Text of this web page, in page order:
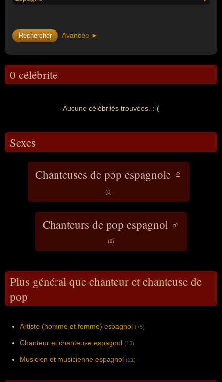
Avancée ►
0 célébrité
Aucune célébrités trouvées. :-(
Sexes
Chanteuses de pop espagnole ♀
(0)
Chanteurs de pop espagnol ♂
(0)
Plus général que chanteur et chanteuse de
pop
Artiste (homme et femme) espagnol (75)
Chanteur et chanteuse espagnol (13)
Musicien et musicienne espagnol (21)